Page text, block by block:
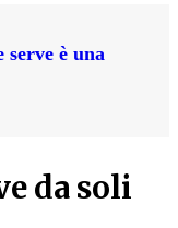
è una
da soli